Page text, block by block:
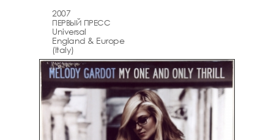
2007
ПЕРВЫЙ ПРЕСС
Universal
England & Europe
(Italy)